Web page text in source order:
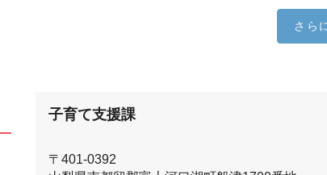
さら
子育て支援課
〒401-0392